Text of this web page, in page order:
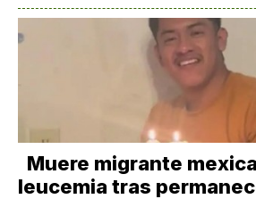
Muere migrante
leucemia tras